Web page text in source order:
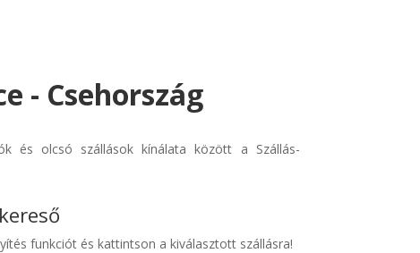
- Csehország
és olcsó szállások kínálata között a Szállás-
funkciót és kattintson a kiválasztott szállásra!